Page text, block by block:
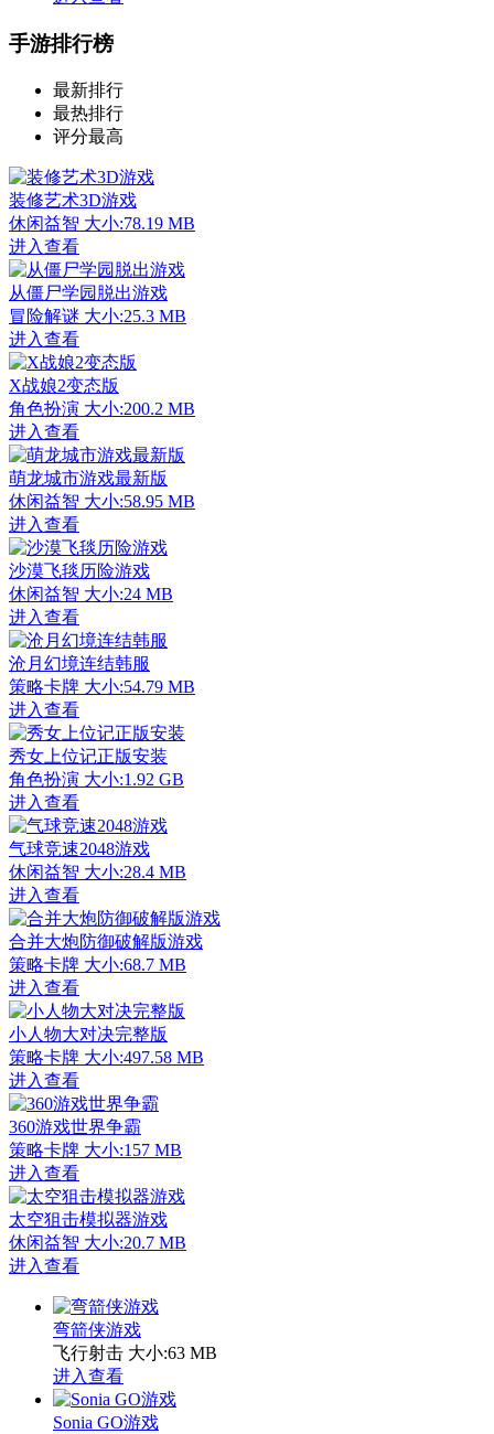
手游排行榜
最新排行
最热排行
评分最高
装修艺术3D游戏
休闲益智 大小:78.19 MB
进入查看
从僵尸学园脱出游戏
冒险解谜 大小:25.3 MB
进入查看
X战娘2变态版
角色扮演 大小:200.2 MB
进入查看
萌龙城市游戏最新版
休闲益智 大小:58.95 MB
进入查看
沙漠飞毯历险游戏
休闲益智 大小:24 MB
进入查看
沧月幻境连结韩服
策略卡牌 大小:54.79 MB
进入查看
秀女上位记正版安装
角色扮演 大小:1.92 GB
进入查看
气球竞速2048游戏
休闲益智 大小:28.4 MB
进入查看
合并大炮防御破解版游戏
策略卡牌 大小:68.7 MB
进入查看
小人物大对决完整版
策略卡牌 大小:497.58 MB
进入查看
360游戏世界争霸
策略卡牌 大小:157 MB
进入查看
太空狙击模拟器游戏
休闲益智 大小:20.7 MB
进入查看
弯箭侠游戏
飞行射击 大小:63 MB
进入查看
Sonia GO游戏